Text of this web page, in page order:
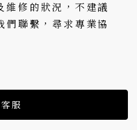
維修的狀況，不建議
們聯繫，尋求專業協
服